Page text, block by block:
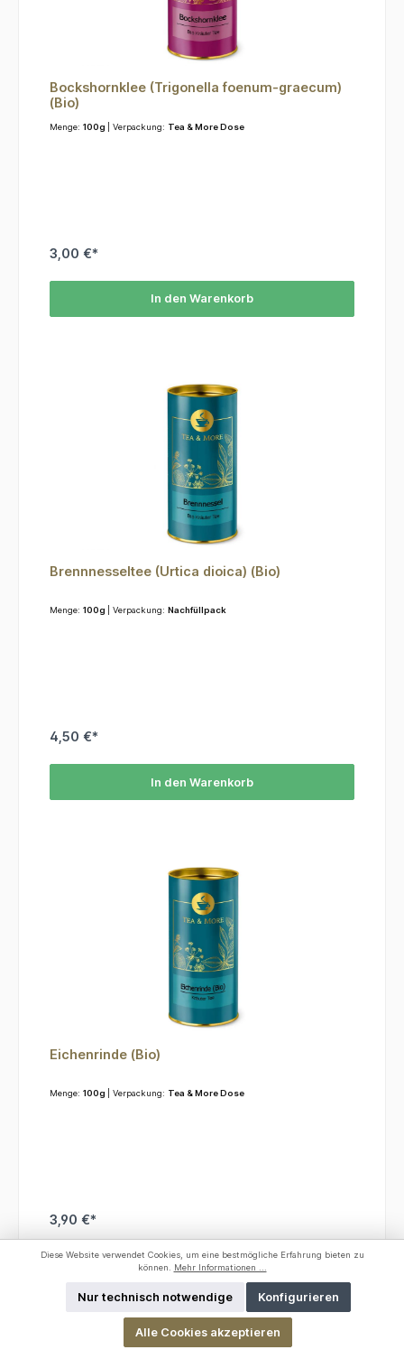
Bockshornklee (Trigonella foenum-graecum)
(Bio)
Menge: 100g | Verpackung: Tea & More Dose
3,00 €*
In den Warenkorb
Brennnesseltee (Urtica dioica) (Bio)
Menge: 100g | Verpackung: Nachfüllpack
4,50 €*
In den Warenkorb
Eichenrinde (Bio)
Menge: 100g | Verpackung: Tea & More Dose
3,90 €*
In den Warenkorb
Diese Website verwendet Cookies, um eine bestmögliche Erfahrung bieten zu
können.
Mehr Informationen ...
Nur technisch notwendige Konfigurieren
Alle Cookies akzeptieren